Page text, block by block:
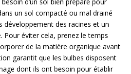
un sol compacté ou mal drainé
développement des racines et un
Pour éviter cela, prenez le temps
de la matière organique avant
garantit que les bulbes disposent
dont ils ont besoin pour établir